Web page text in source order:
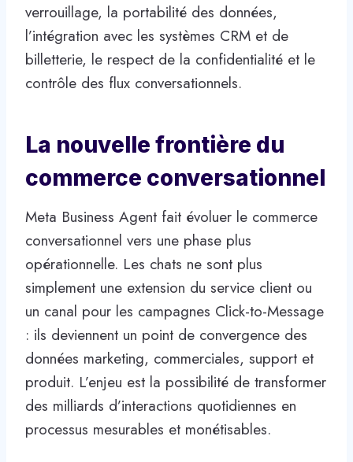
verrouillage, la portabilité des données,
l’intégration avec les systèmes CRM et de
billetterie, le respect de la confidentialité et le
contrôle des flux conversationnels.
La nouvelle frontière du
commerce conversationnel
Meta Business Agent fait évoluer le commerce
conversationnel vers une phase plus
opérationnelle. Les chats ne sont plus
simplement une extension du service client ou
un canal pour les campagnes Click-to-Message
: ils deviennent un point de convergence des
données marketing, commerciales, support et
produit. L’enjeu est la possibilité de transformer
des milliards d’interactions quotidiennes en
processus mesurables et monétisables.